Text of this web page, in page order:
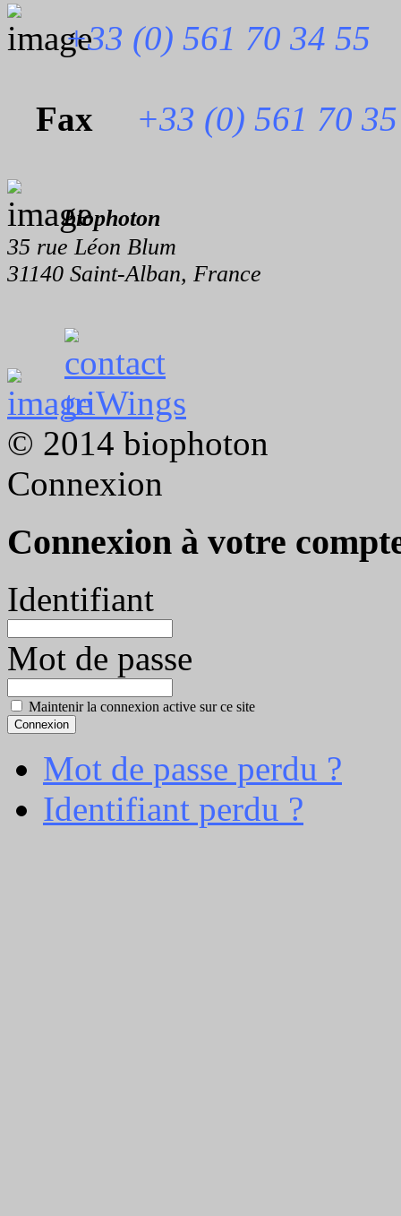
+33 (0) 561 70 34 55
Fax +33 (0) 561 70
biophoton
35 rue Léon Blum
31140 Saint-Alban, France
© 2014 biophoton
Connexion
Connexion à votre
Identifiant
Mot de passe
Maintenir la connexion active sur ce site
Mot de passe perdu ?
Identifiant perdu ?